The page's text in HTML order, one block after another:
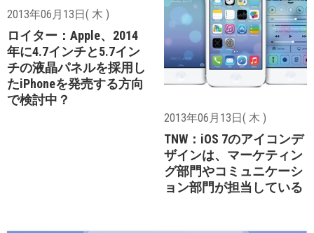
2013年06月13日( 木 )
ロイター：Apple、2014
年に4.7インチと5.7イン
チの液晶パネルを採用し
たiPhoneを発売する方向
で検討中？
2013年06月13日( 木 )
TNW：iOS 7のアイコンデ
ザインは、マーケティン
グ部門やコミュニケーシ
ョン部門が担当している